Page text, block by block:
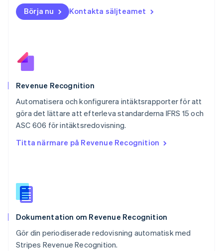
Börja nu Kontakta säljteamet
Revenue Recognition
Automatisera och konfigurera intäktsrapporter för att
göra det lättare att efterleva standarderna IFRS 15 och
ASC 606 för intäktsredovisning.
Titta närmare på Revenue Recognition
Dokumentation om Revenue Recognition
Gör din periodiserade redovisning automatisk med
Stripes Revenue Recognition.
English
Nya Zeeland
Portugal
Rumänien
English
DeutschFrançais ItalianoEnglish
Singapore
English简体中文
English
Español
Storbritannien
Sverige
Thailand
ไทย English